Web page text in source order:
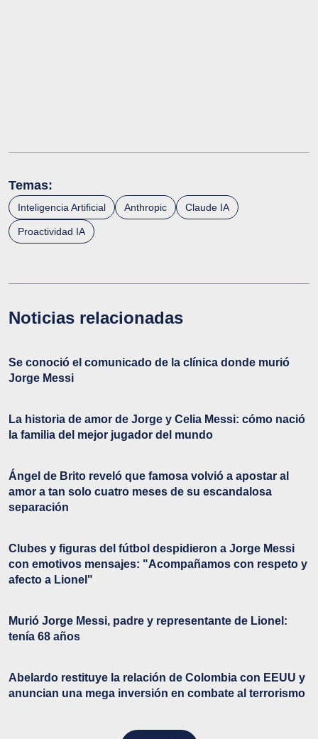
Temas:
Inteligencia Artificial Anthropic Claude IA
Proactividad IA
Noticias relacionadas
Se conoció el comunicado de la clínica donde murió
Jorge Messi
La historia de amor de Jorge y Celia Messi: cómo nació
la familia del mejor jugador del mundo
Ángel de Brito reveló que famosa volvió a apostar al
amor a tan solo cuatro meses de su escandalosa
separación
Clubes y figuras del fútbol despidieron a Jorge Messi
con emotivos mensajes: "Acompañamos con respeto y
afecto a Lionel"
Murió Jorge Messi, padre y representante de Lionel:
tenía 68 años
Abelardo restituye la relación de Colombia con EEUU y
anuncian una mega inversión en combate al terrorismo